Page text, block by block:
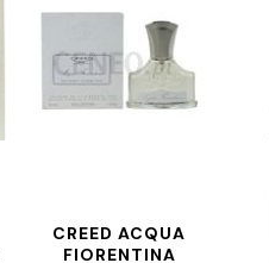
CREED ACQUA
FIORENTINA